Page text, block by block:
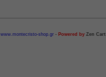
www.montecristo-shop.gr - Powered by Zen Cart